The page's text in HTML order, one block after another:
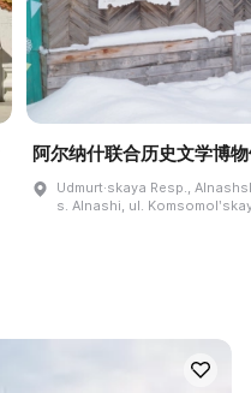
阿尔纳什联合历史文学博
Udmurt·skaya Resp.,
s. Alnashi, ul.